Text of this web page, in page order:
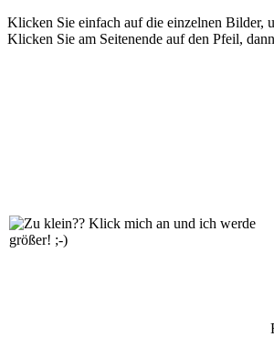
Klicken Sie einfach auf die einzelnen Bilder,
Klicken Sie am Seitenende auf den Pfeil,